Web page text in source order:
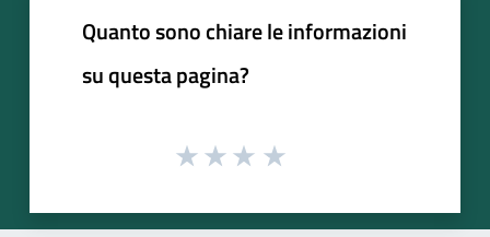
Quanto sono chiare le informazioni
su questa pagina?